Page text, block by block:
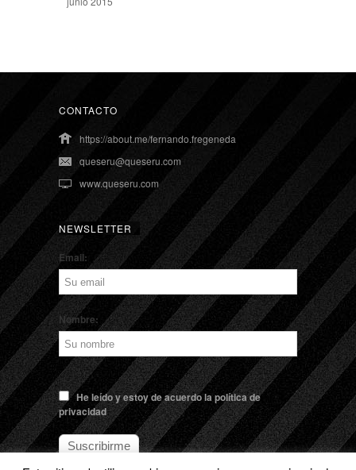
CONTACTO
https://about.me/fernando.fregeneda
queseru@queseru.com
www.queseru.com
NEWSLETTER
Email:
Nombre:
He leído y estoy de acuerdo la política de
privacidad